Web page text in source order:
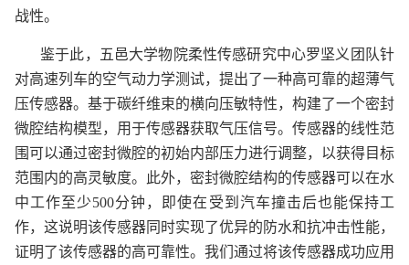
战性。
鉴于此，五邑大学物院柔性传感研究中心罗坚义团队针
对高速列车的空气动力学测试，提出了一种高可靠的超薄气
压传感器。基于碳纤维束的横向压敏特性，构建了一个密封
微腔结构模型，用于传感器获取气压信号。传感器的线性范
围可以通过密封微腔的初始内部压力进行调整，以获得目标
范围内的高灵敏度。此外，密封微腔结构的传感器可以在水
中工作至少500分钟，即使在受到汽车撞击后也能保持工
作，这说明该传感器同时实现了优异的防水和抗冲击性能，
证明了该传感器的高可靠性。我们通过将该传感器成功应用